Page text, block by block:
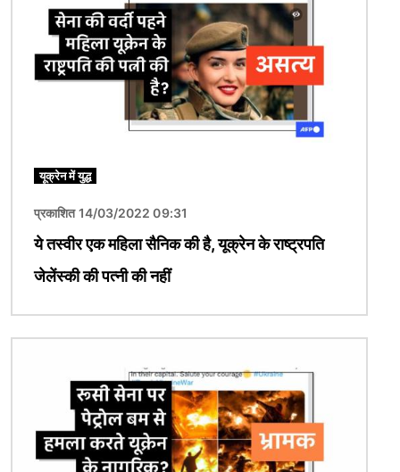
यूक्रेन में युद्ध
प्रकाशित 14/03/2022 09:31
ये तस्वीर एक महिला सैनिक की है, यूक्रेन के राष्ट्रपति
जेलेंस्की की पत्नी की नहीं